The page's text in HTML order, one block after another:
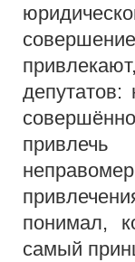
депутатов:
понимал,
самый